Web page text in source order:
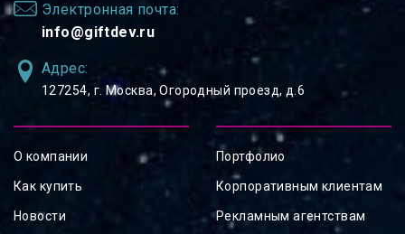
Электронная почта:
info@giftdev.ru
Адрес:
127254, ⁠г. Москва, Огородный проезд, д.6
О компании
Как купить
Новости
Портфолио
Корпоративным клиентам
Рекламным агентствам